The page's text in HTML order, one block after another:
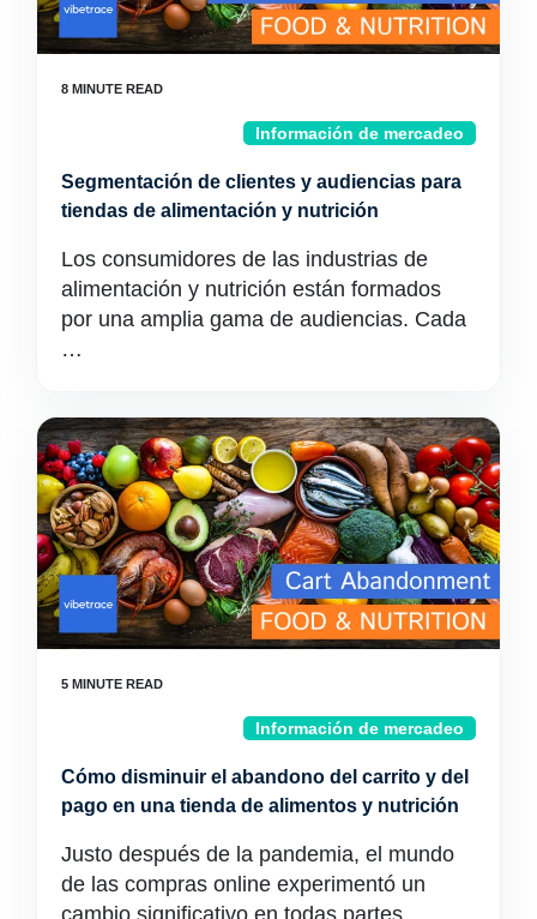
Información de mercadeo
Segmentación de clientes y audiencias para
tiendas de alimentación y nutrición
Los consumidores de las industrias de
alimentación y nutrición están formados
por una amplia gama de audiencias. Cada
…
Información de mercadeo
Cómo disminuir el abandono del carrito y del
pago en una tienda de alimentos y nutrición
Justo después de la pandemia, el mundo
de las compras online experimentó un
cambio significativo en todas partes...